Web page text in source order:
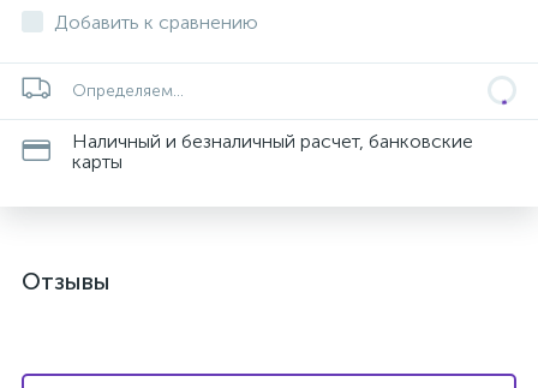
Добавить к сравнению
Определяем...
Наличный и безналичный расчет, банковские
карты
Отзывы